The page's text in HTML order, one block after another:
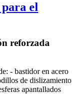
el
reforzada
- bastidor en acero
de dislizamiento
apantallados